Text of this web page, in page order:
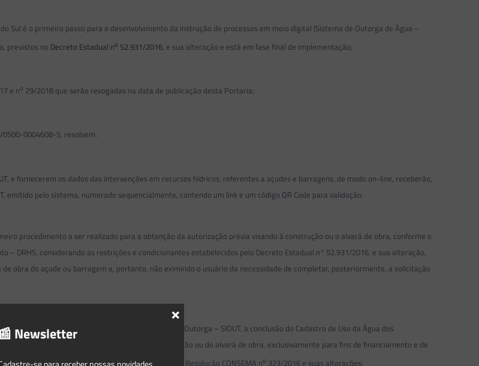
é o primeiro passo para o desenvolvimento da instrução de processos em meio digital (Sistema de Outorga de Água –
previstos no Decreto Estadual no 52.931/2016, e sua alteração e está em fase final de implementação;
e no 29/2018 que serão revogadas na data de publicação desta Portaria;
0500-0004608-5, resolvem:
e fornecerem os dados das intervenções em recursos hídricos, referentes a açudes e barragens, de modo on-line, receberão,
emitido pelo sistema, numerado sequencialmente, contendo um link e um código QR Code para validação.
procedimento a ser realizado para a obtenção da autorização prévia visando à construção ou o alvará de obra, conforme o
– DRHS, considerando as restrições e condicionantes estabelecidos pelo Decreto Estadual n° 52.931/2016, e sua alteração,
obra do açude ou barragem e, portanto, não eximindo o usuário da necessidade de completar, posteriormente, a solicitação
a necessidade de consolidação do Sistema de Outorga – SIOUT, a conclusão do Cadastro de Uso da Água dos
de obtenção da autorização para construção ou do alvará de obra, exclusivamente para fins de financiamento e de
itens 12 e 15 do Anexo I, e 10 e 13 do Anexo II da Resolução CONSEMA no 323/2016 e suas alterações;
📰 Newsletter
×